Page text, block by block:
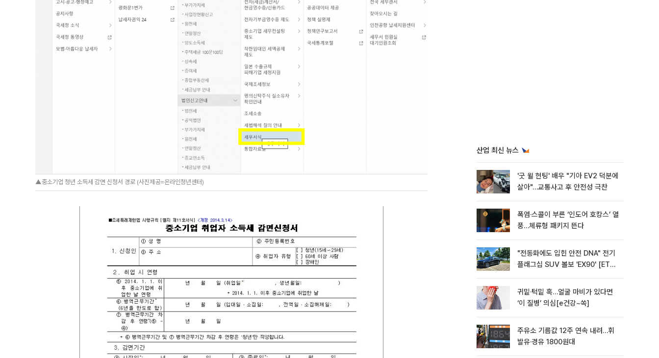
▲중소기업 청년 소득세 감면 신청서 경로 (사진제공=온라인청년센터)
산업 최신 뉴스
'굿 윌 헌팅' 배우 "기아 EV2 덕분에
살아"…교통사고 후 안전성 극찬
폭염·스콜이 부른 ‘인도어 호캉스’ 열
풍…체류형 패키지 뜬다
"전동화에도 입힌 안전 DNA" 전기
플래그십 SUV 볼보 'EX90' [ET의
귀밑·턱밑 혹…얼굴 마비가 있다면
‘이 질병’ 의심[e건강~쏙]
주유소 기름값 12주 연속 내려…휘
발유·경유 1800원대